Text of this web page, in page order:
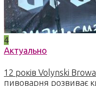
4
Актуально
12 років Volynski
пивоварня розвиває